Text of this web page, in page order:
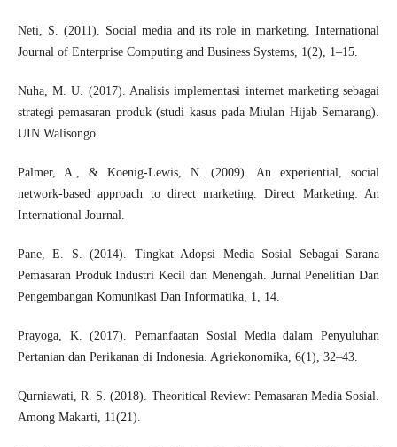
Neti, S. (2011). Social media and its role in marketing. International
Journal of Enterprise Computing and Business Systems, 1(2), 1–15.
Nuha, M. U. (2017). Analisis implementasi internet marketing sebagai
strategi pemasaran produk (studi kasus pada Miulan Hijab Semarang).
UIN Walisongo.
Palmer, A., & Koenig‐Lewis, N. (2009). An experiential, social
network‐based approach to direct marketing. Direct Marketing: An
International Journal.
Pane, E. S. (2014). Tingkat Adopsi Media Sosial Sebagai Sarana
Pemasaran Produk Industri Kecil dan Menengah. Jurnal Penelitian Dan
Pengembangan Komunikasi Dan Informatika, 1, 14.
Prayoga, K. (2017). Pemanfaatan Sosial Media dalam Penyuluhan
Pertanian dan Perikanan di Indonesia. Agriekonomika, 6(1), 32–43.
Qurniawati, R. S. (2018). Theoritical Review: Pemasaran Media Sosial.
Among Makarti, 11(21).